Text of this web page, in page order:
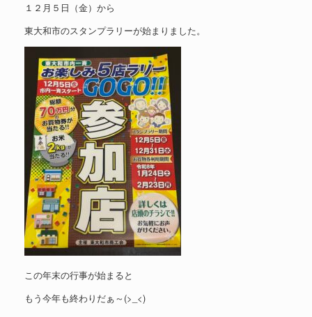
１２月５日（金）から
東大和市のスタンプラリーが始まりました。
この年末の行事が始まると
もう今年も終わりだぁ～(>_<)